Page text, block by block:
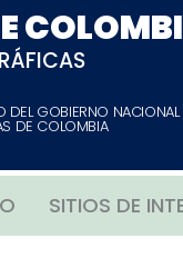
DEL GOBIERNO NACIONAL
DE COLOMBIA
SITIOS DE